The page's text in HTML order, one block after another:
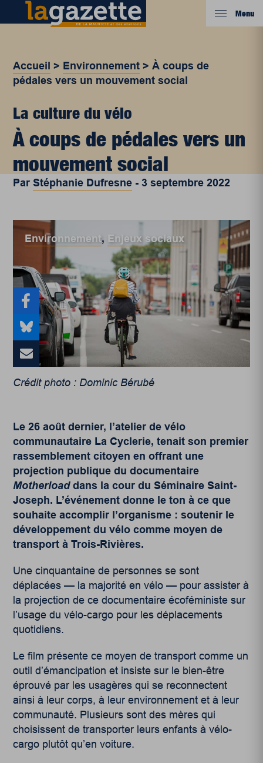
Menu
Accueil > Environnement >À coups de
pédales vers un mouvement social
La culture du vélo
À coups de pédales vers un
mouvement social
ParStéphanie Dufresne -3 septembre 2022
Environnement, Enjeux sociaux
Crédit photo : Dominic Bérubé
Le 26 août dernier, l’atelier de vélo
communautaire La Cyclerie, tenait son premier
rassemblement citoyen en offrant une
projection publique du documentaire
Motherloaddans la cour du Séminaire Saint-
Joseph. L’événement donne le ton à ce que
souhaite accomplir l’organisme : soutenir le
développement du vélo comme moyen de
transport à Trois-Rivières.
Une cinquantaine de personnes se sont
déplacées — la majorité en vélo — pour assister à
la projection de ce documentaire écoféministe sur
l’usage du vélo-cargo pour les déplacements
quotidiens.
Le film présente ce moyen de transport comme un
outil d’émancipation et insiste sur le bien-être
éprouvé par les usagères qui se reconnectent
ainsi à leur corps, à leur environnement et à leur
communauté. Plusieurs sont des mères qui
choisissent de transporter leurs enfants à vélo-
cargo plutôt qu’en voiture.